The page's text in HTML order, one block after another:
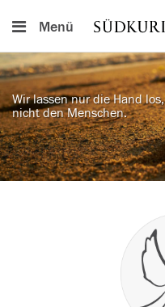
Menü
Wir lassen nur die Hand los,
nicht den Menschen.